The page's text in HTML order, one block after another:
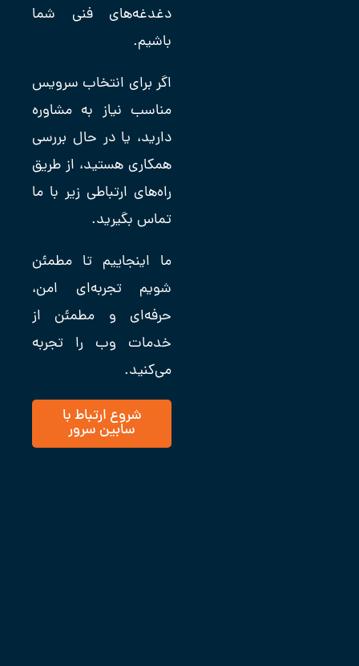
دغدغه‌های فنی شما
باشیم.
اگر برای انتخاب سرویس
مناسب نیاز به مشاوره
دارید، یا در حال بررسی
همکاری هستید، از طریق
راه‌های ارتباطی زیر با ما
تماس بگیرید.
ما اینجاییم تا مطمئن
شویم تجربه‌ای امن،
حرفه‌ای و مطمئن از
خدمات وب را تجربه
می‌کنید.
شروع ارتباط با
سابین سرور